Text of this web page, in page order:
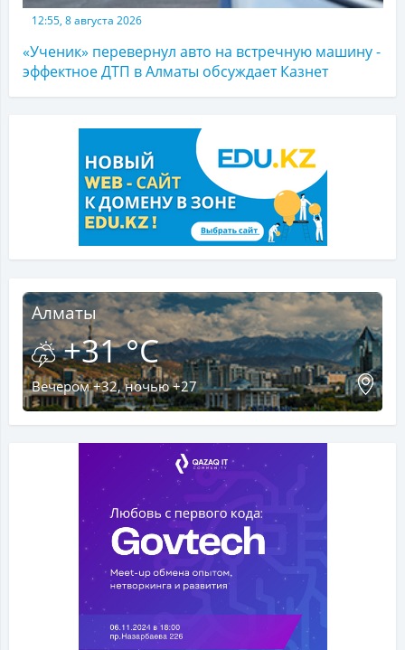
12:55, 8 августа 2026
«Ученик» перевернул авто на встречную машину -
эффектное ДТП в Алматы обсуждает Казнет
Алматы
+31 °C
Вечером +32, ночью +27